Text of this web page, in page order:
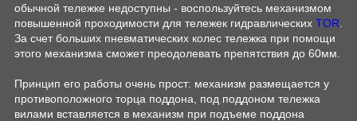
обычной тележке недоступны - воспользуйтесь механизмом
повышенной проходимости для тележек гидравлических TOR
За счет больших пневматических колес тележка при помощи
этого механизма сможет преодолевать препятствия до 60мм.
Принцип его работы очень прост: механизм размещается у
противоположного торца поддона, под поддоном тележка
вилами вставляется в механизм при подъеме поддона